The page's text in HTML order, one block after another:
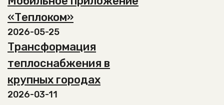
«Теплоком»
2026-05-25
Трансформация
теплоснабжения в
крупных городах
2026-03-11